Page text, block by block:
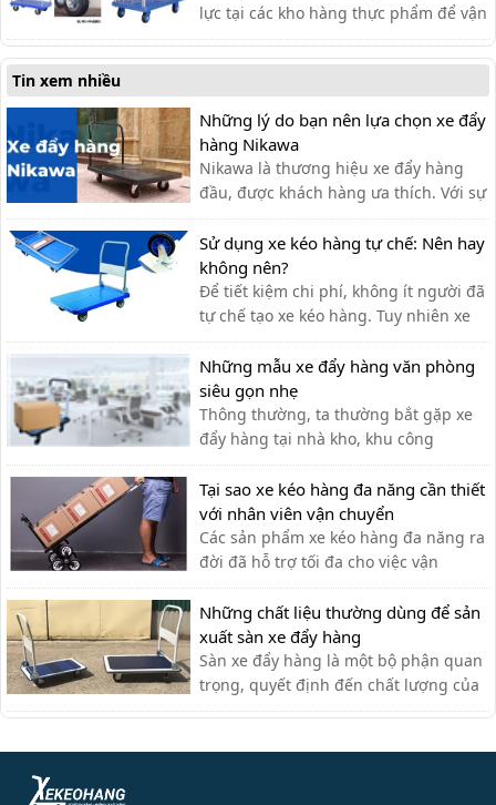
lực tại các kho hàng thực phẩm để vận
chuyển hàng hóa. Dưới đây là một số
dòng xe đẩy được ưa chuộng trên thị
Tin xem nhiều
Những lý do bạn nên lựa chọn xe đẩy
hàng Nikawa
Nikawa là thương hiệu xe đẩy hàng
đầu, được khách hàng ưa thích. Với sự
tiện lợi, bền đẹp, xe đẩy hàng Nikawa
chưa bao giờ khiến khách hàng thất
vọng.
Sử dụng xe kéo hàng tự chế: Nên hay
không nên?
Để tiết kiệm chi phí, không ít người đã
tự chế tạo xe kéo hàng. Tuy nhiên xe
kéo hàng tự chế có ưu nhược điểm gì,
có nên dùng hay không?
Những mẫu xe đẩy hàng văn phòng
siêu gọn nhẹ
Thông thường, ta thường bắt gặp xe
đẩy hàng tại nhà kho, khu công
nghiệp, siêu thị,… với lượng hàng hóa
cần di chuyển lớn. Tuy nhiên, xe đẩy
hàng cũng có thể được sử dụng tạo
văn phòng cho nhiều công việc khác
nhau như: chở tài liệu, chở bình n...
Tại sao xe kéo hàng đa năng cần thiết
với nhân viên vận chuyển
Các sản phẩm xe kéo hàng đa năng ra
đời đã hỗ trợ tối đa cho việc vận
chuyển thủ công của nhân viên vận
chuyển, giúp tiết kiệm thời gian và sức
lực.
Những chất liệu thường dùng để sản
xuất sàn xe đẩy hàng
Sàn xe đẩy hàng là một bộ phận quan
trọng, quyết định đến chất lượng của
xe đẩy. Lựa chọn chất liệu phù hợp
ưng ý.